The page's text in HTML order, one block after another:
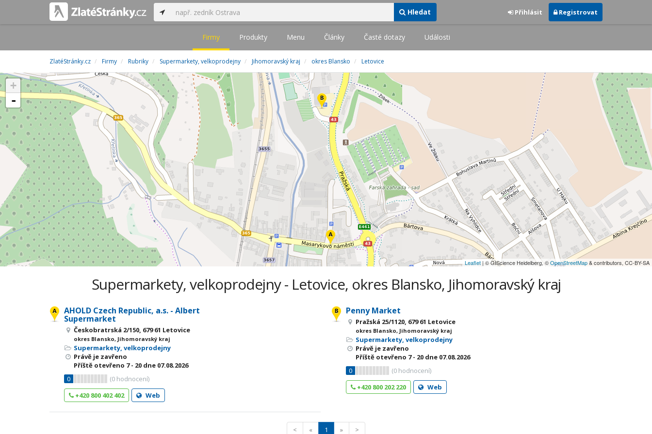
Hledat Přihlásit Registrovat
Firmy Produkty Menu Články Časté dotazy Události
ZlatéStránky.cz Firmy Rubriky Supermarkety, velkoprodejny Jihomoravský kraj okres Blansko Letovice
+
-
Leaflet| © GIScience Heidelberg, ©OpenStreetMap& contributors, CC-BY-SA
Supermarkety, velkoprodejny - Letovice, okres Blansko, Jihomoravský kraj
AHOLD Czech Republic, a.s. - Albert
Supermarket
Českobratrská 2/150, 679 61 Letovice
okres Blansko, Jihomoravský kraj
Supermarkety, velkoprodejny
Právě je zavřeno
Příště otevřeno 7 - 20 dne 07.08.2026
0
(0 hodnocení)
+420 800 402 402
Web
Penny Market
Pražská 25/1120, 679 61 Letovice
okres Blansko, Jihomoravský kraj
Supermarkety, velkoprodejny
Právě je zavřeno
Příště otevřeno 7 - 20 dne 07.08.2026
0
(0 hodnocení)
+420 800 202 220
Web
< « 1 » >